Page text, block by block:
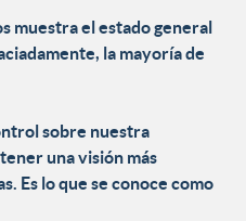
muestra el estado general
la mayoría de
sobre nuestra
una visión más
Es lo que se conoce como